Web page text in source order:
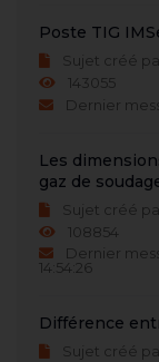
Poste TIG
Sujet créé
143055
Dernier
Les
gaz de
Sujet créé
108854
Dernier
14:54:26
Différence
Sujet créé